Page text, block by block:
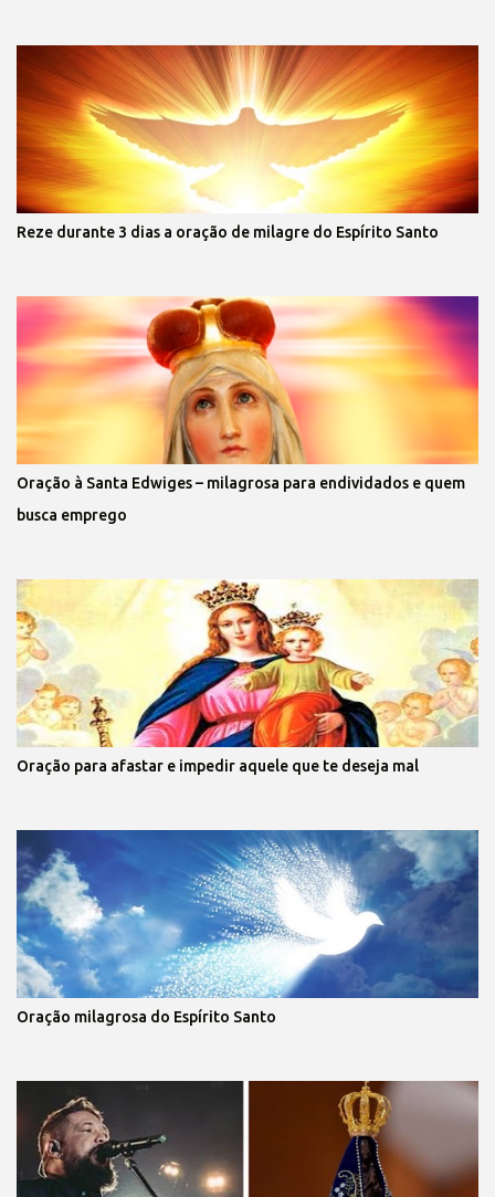
Reze durante 3 dias a oração de milagre do Espírito Santo
Oração à Santa Edwiges – milagrosa para endividados e quem
busca emprego
Oração para afastar e impedir aquele que te deseja mal
Oração milagrosa do Espírito Santo